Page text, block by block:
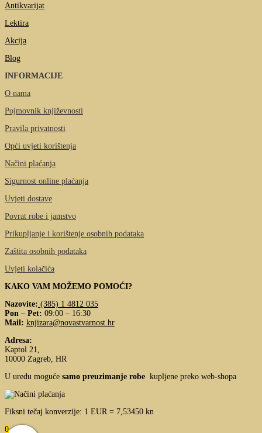
Antikvarijat
Lektira
Akcija
Blog
INFORMACIJE
O nama
Pojmovnik književnosti
Pravila privatnosti
Opći uvjeti korištenja
Načini plaćanja
Sigurnost online plaćanja
Uvjeti dostave
Povrat robe i jamstvo
Prikupljanje i korištenje osobnih podataka
Zaštita osobnih podataka
Uvjeti kolačića
KAKO VAM MOŽEMO POMOĆI?
Nazovite: (385) 1 4812 035
Pon – Pet: 09:00 – 16:30
Mail: knjizara@novastvarnost.hr
Adresa:
Kaptol 21,
10000 Zagreb, HR
U uredu moguće samo preuzimanje robe kupljene preko web-shopa
Fiksni tečaj konverzije: 1 EUR = 7,53450 kn
0